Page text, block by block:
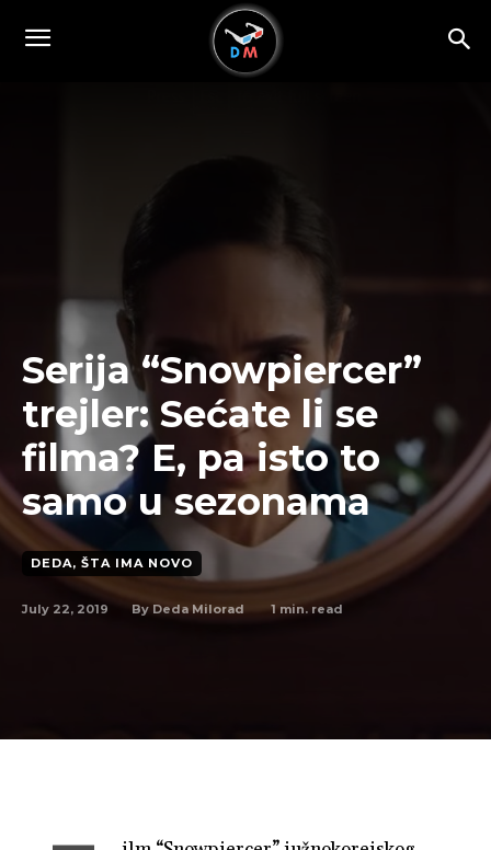
Serija “Snowpiercer”
trejler: Sećate li se
filma? E, pa isto to
samo u sezonama
DEDA, ŠTA IMA NOVO
July 22, 2019 By Deda Milorad 1min. read